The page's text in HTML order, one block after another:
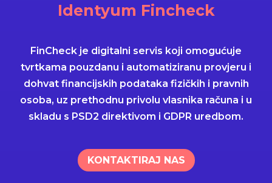
Identyum Fincheck
FinCheck je digitalni servis koji omogućuje
tvrtkama pouzdanu i automatiziranu provjeru i
dohvat financijskih podataka fizičkih i pravnih
osoba, uz prethodnu privolu vlasnika računa i u
skladu s PSD2 direktivom i GDPR uredbom.
KONTAKTIRAJ NAS